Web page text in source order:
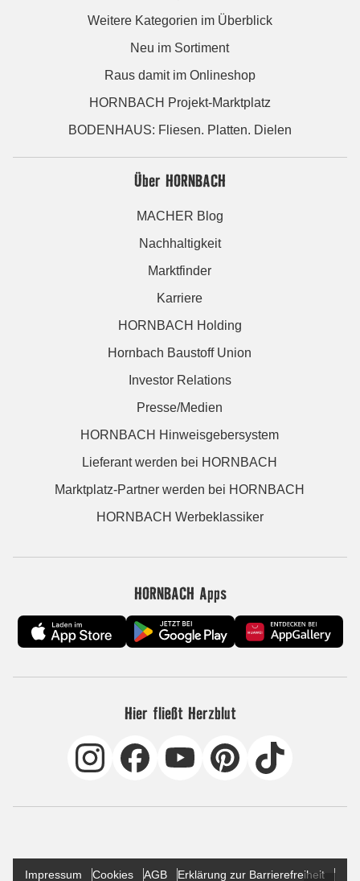
Weitere Kategorien im Überblick
Neu im Sortiment
Raus damit im Onlineshop
HORNBACH Projekt-Marktplatz
BODENHAUS: Fliesen. Platten. Dielen
Über HORNBACH
MACHER Blog
Nachhaltigkeit
Marktfinder
Karriere
HORNBACH Holding
Hornbach Baustoff Union
Investor Relations
Presse/Medien
HORNBACH Hinweisgebersystem
Lieferant werden bei HORNBACH
Marktplatz-Partner werden bei HORNBACH
HORNBACH Werbeklassiker
HORNBACH Apps
Hier fließt Herzblut
Impressum Cookies AGB
Erklärung zur Barrierefreiheit